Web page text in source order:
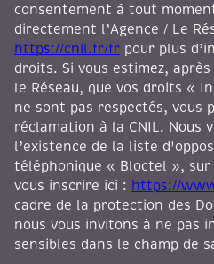
consentement à tout
directement l’Agence / Le
https://cnil.fr/fr pour plus
droits. Si vous estimez,
le Réseau, que vos droits «
ne sont pas respectés, vous
réclamation à la CNIL. Nous
l’existence de la liste
téléphonique « Bloctel », sur
vous inscrire ici : https://
cadre de la protection des
nous vous invitons à ne pas
sensibles dans le champ de